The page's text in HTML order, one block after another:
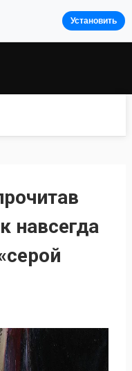
навсегда
Установить